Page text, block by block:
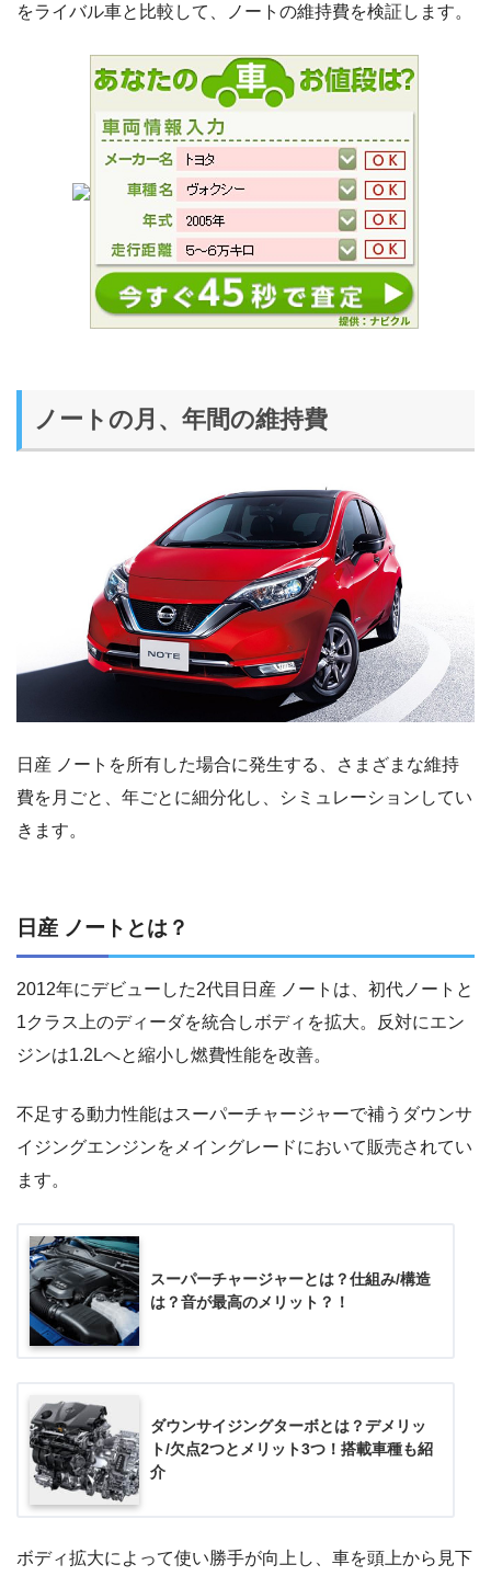
をライバル車と比較して、ノートの維持費を検証します。
ノートの月、年間の維持費
日産 ノートを所有した場合に発生する、さまざまな維持
費を月ごと、年ごとに細分化し、シミュレーションしてい
きます。
日産 ノートとは？
2012年にデビューした2代目日産 ノートは、初代ノートと
1クラス上のディーダを統合しボディを拡大。反対にエン
ジンは1.2Lへと縮小し燃費性能を改善。
不足する動力性能はスーパーチャージャーで補うダウンサ
イジングエンジンをメイングレードにおいて販売されてい
ます。
スーパーチャージャーとは？仕組み/構造
は？音が最高のメリット？！
ダウンサイジングターボとは？デメリッ
ト/欠点2つとメリット3つ！搭載車種も紹
介
ボディ拡大によって使い勝手が向上し、車を頭上から見下